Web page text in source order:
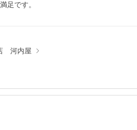
足です。
河内屋